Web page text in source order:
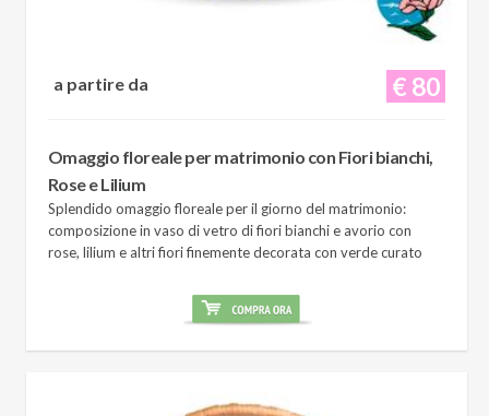
€ 80
a partire da
Omaggio floreale per matrimonio con Fiori bianchi,
Rose e Lilium
Splendido omaggio floreale per il giorno del matrimonio:
composizione in vaso di vetro di fiori bianchi e avorio con
rose, lilium e altri fiori finemente decorata con verde curato